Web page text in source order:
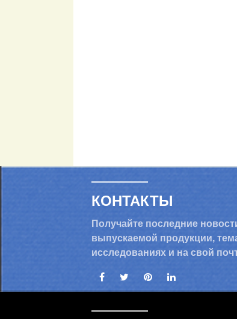
КОНТАКТЫ
Получайте последние
выпускаемой продукции,
исследованиях и на свой